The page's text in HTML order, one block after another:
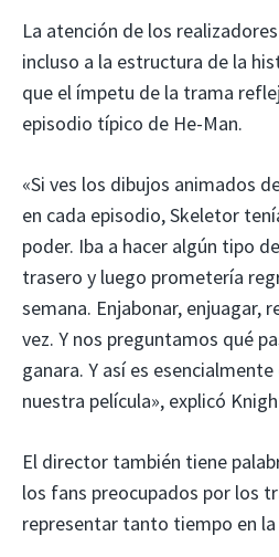
La atención de los
incluso a la estructura de la
que el ímpetu de la trama
episodio típico de He-Man.
«Si ves los dibujos animados
en cada episodio, Skeletor
poder. Iba a hacer algún tipo
trasero y luego prometería
semana. Enjabonar, enjuagar,
vez. Y nos preguntamos qué
ganara. Y así es
nuestra película», explicó
El director también tiene
los fans preocupados por los
representar tanto tiempo en